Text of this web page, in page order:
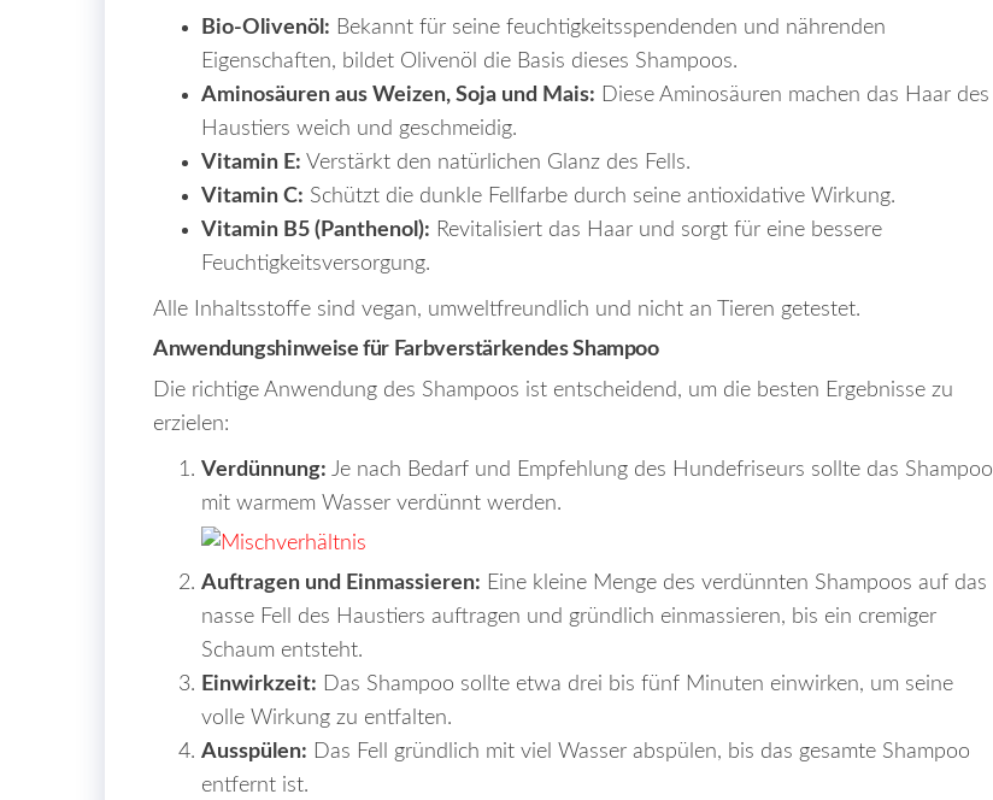
Bio-Olivenöl: Bekannt für seine feuchtigkeitsspendenden und nährenden
Eigenschaften, bildet Olivenöl die Basis dieses Shampoos.
Aminosäuren aus Weizen, Soja und Mais: Diese Aminosäuren machen das Haar des
Haustiers weich und geschmeidig.
Vitamin E: Verstärkt den natürlichen Glanz des Fells.
Vitamin C: Schützt die dunkle Fellfarbe durch seine antioxidative Wirkung.
Vitamin B5 (Panthenol): Revitalisiert das Haar und sorgt für eine bessere
Feuchtigkeitsversorgung.
Alle Inhaltsstoffe sind vegan, umweltfreundlich und nicht an Tieren getestet.
Anwendungshinweise für Farbverstärkendes Shampoo
Die richtige Anwendung des Shampoos ist entscheidend, um die besten Ergebnisse zu
erzielen:
Verdünnung: Je nach Bedarf und Empfehlung des Hundefriseurs sollte das Shampoo
mit warmem Wasser verdünnt werden.
Auftragen und Einmassieren: Eine kleine Menge des verdünnten Shampoos auf das
nasse Fell des Haustiers auftragen und gründlich einmassieren, bis ein cremiger
Schaum entsteht.
Einwirkzeit: Das Shampoo sollte etwa drei bis fünf Minuten einwirken, um seine
volle Wirkung zu entfalten.
Ausspülen: Das Fell gründlich mit viel Wasser abspülen, bis das gesamte Shampoo
entfernt ist.